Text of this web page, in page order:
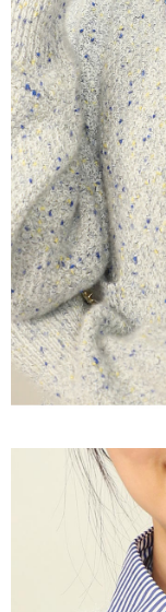
1.分期款項不併入電信
醒簡訊。
2.透過簡訊連結打開帳
帳／街口支付／iPASS
【注意事項】
1.本服務係由「台灣大
用戶於交易時，得透過
買賣價金債權讓與本公
2.基於同意付款使用「
資料（包含姓名、電話
由本公司與您本人進行
3.完整用戶服務條款，
【「AFTEE先享後付」
１．於結帳方式選擇「
結帳頁面，進行簡訊認
２．訂單成立數日內，
３．收到繳費通知簡訊
ATM／網路銀行／等多
※ 請注意：結帳手續完
購買商品的店家。未經
後付繳納相關費用。
※ 交易是否成功請以「
是否繳費成功／繳費後
客戶支援中心」 https://
【注意事項】
１．透過由恩沛科技股
易，需依本服務之必要
權轉讓予恩沛科技股份
２．關於個人資料處理
https://aftee.tw/terms/
３．未成年的使用者
４．使用「AFTEE先享
時審查核予不同之上限
請求用戶進行身份認證。
５．嚴禁一人註冊多個
恩沛科技股份有限公司
付款後全家取貨
每筆NT$120，滿
萊爾富取貨付款
每筆NT$120，滿
付款後萊爾富取貨
每筆NT$120，滿
7-11取貨付款
每筆NT$120，滿
付款後7-11取貨
每筆NT$120，滿
宅配
每筆NT$120，滿
每筆NT$120，滿
付款後門市自取